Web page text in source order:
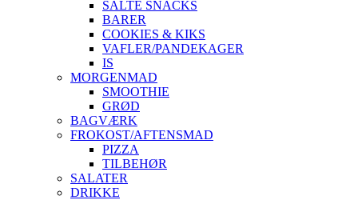
SALTE SNACKS
BARER
COOKIES & KIKS
VAFLER/PANDEKAGER
IS
MORGENMAD
SMOOTHIE
GRØD
BAGVÆRK
FROKOST/AFTENSMAD
PIZZA
TILBEHØR
SALATER
DRIKKE